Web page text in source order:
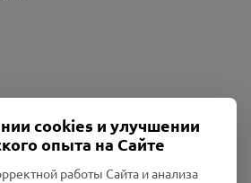
cookies и улучшении
опыта на Сайте
работы Сайта и анализа